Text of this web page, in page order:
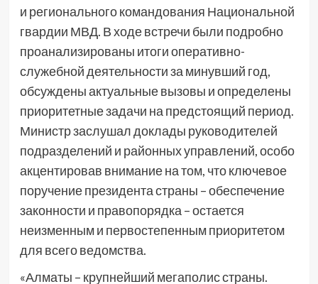
и регионального командования Национальной
гвардии МВД. В ходе встречи были подробно
проанализированы итоги оперативно-
служебной деятельности за минувший год,
обсуждены актуальные вызовы и определены
приоритетные задачи на предстоящий период.
Министр заслушал доклады руководителей
подразделений и районных управлений, особо
акцентировав внимание на том, что ключевое
поручение президента страны – обеспечение
законности и правопорядка – остается
неизменным и первостепенным приоритетом
для всего ведомства.
«Алматы – крупнейший мегаполис страны.